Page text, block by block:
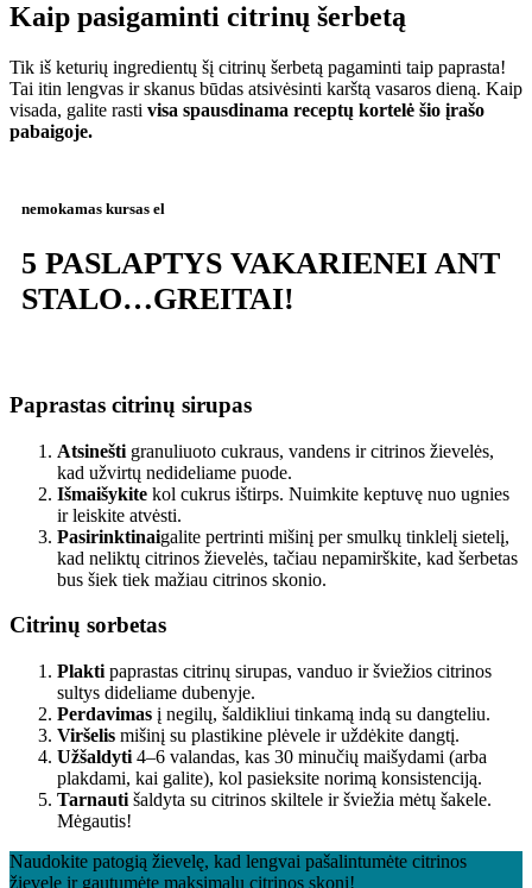
Kaip pasigaminti citrinų šerbetą
Tik iš keturių ingredientų šį citrinų šerbetą pagaminti taip paprasta!
Tai itin lengvas ir skanus būdas atsivėsinti karštą vasaros dieną. Kaip
visada, galite rasti visa spausdinama receptų kortelė šio įrašo
pabaigoje.
nemokamas kursas el
5 PASLAPTYS VAKARIENEI ANT
STALO…GREITAI!
Paprastas citrinų sirupas
Atsinešti granuliuoto cukraus, vandens ir citrinos žievelės,
kad užvirtų nedideliame puode.
Išmaišykite kol cukrus ištirps. Nuimkite keptuvę nuo ugnies
ir leiskite atvėsti.
Pasirinktinaigalite pertrinti mišinį per smulkų tinklelį sietelį,
kad neliktų citrinos žievelės, tačiau nepamirškite, kad šerbetas
bus šiek tiek mažiau citrinos skonio.
Citrinų sorbetas
Plakti paprastas citrinų sirupas, vanduo ir šviežios citrinos
sultys dideliame dubenyje.
Perdavimas į negilų, šaldikliui tinkamą indą su dangteliu.
Viršelis mišinį su plastikine plėvele ir uždėkite dangtį.
Užšaldyti 4–6 valandas, kas 30 minučių maišydami (arba
plakdami, kai galite), kol pasieksite norimą konsistenciją.
Tarnauti šaldyta su citrinos skiltele ir šviežia mėtų šakele.
Mėgautis!
Naudokite patogią žievelę, kad lengvai pašalintumėte citrinos
žievelę ir gautumėte maksimalų citrinos skonį!